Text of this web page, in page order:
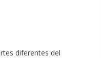
diferentes del